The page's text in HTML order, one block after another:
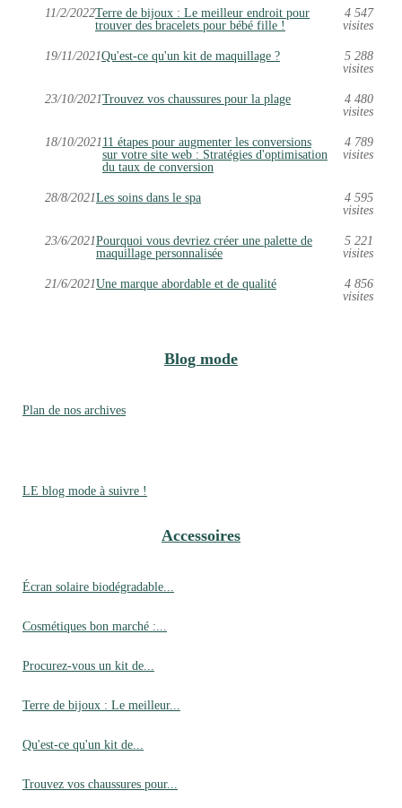
11/2/2022Terre de bijoux : Le meilleur endroit pour
trouver des bracelets pour bébé fille !
4 547
visites
19/11/2021Qu'est-ce qu'un kit de maquillage ?
5 288
visites
23/10/2021Trouvez vos chaussures pour la plage
4 480
visites
18/10/202111 étapes pour augmenter les conversions
sur votre site web : Stratégies d'optimisation
du taux de conversion
4 789
visites
28/8/2021Les soins dans le spa
4 595
visites
23/6/2021Pourquoi vous devriez créer une palette de
maquillage personnalisée
5 221
visites
21/6/2021Une marque abordable et de qualité
4 856
visites
Blog mode
Plan de nos archives
LE blog mode à suivre !
Accessoires
Écran solaire biodégradable...
Cosmétiques bon marché :...
Procurez-vous un kit de...
Terre de bijoux : Le meilleur...
Qu'est-ce qu'un kit de...
Trouvez vos chaussures pour...